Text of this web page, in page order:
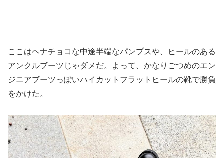
ここはヘナチョコな中途半端なパンプスや、ヒールのある
アンクルブーツじゃダメだ。よって、かなりごつめのエン
ジニアブーツっぽいハイカットフラットヒールの靴で勝負
をかけた。